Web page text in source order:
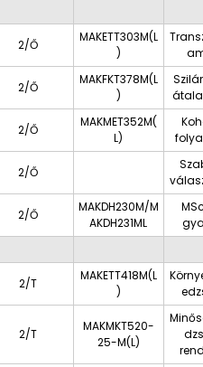
2/Ő
MAKETT303M(L
)
2/Ő
MAKFKT378M(L
)
2/Ő
MAKMET352M(
L)
2/Ő
2/Ő
MAKDH230M/M
AKDH231ML
2/T
MAKETT418M(L
)
2/T
MAKMKT520-
25-M(L)